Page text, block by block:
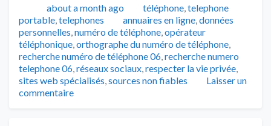
Publié
about a month ago Catégories
téléphone,telephone
portable,telephones Tags
annuaires en ligne,données
personnelles,numéro de téléphone,opérateur
téléphonique,orthographe du numéro de téléphone,
recherche numéro de téléphone 06,recherche numero
telephone 06,réseaux sociaux,respecter la vie privée,
sites web spécialisés,sources non fiables
Laisser un
commentaire